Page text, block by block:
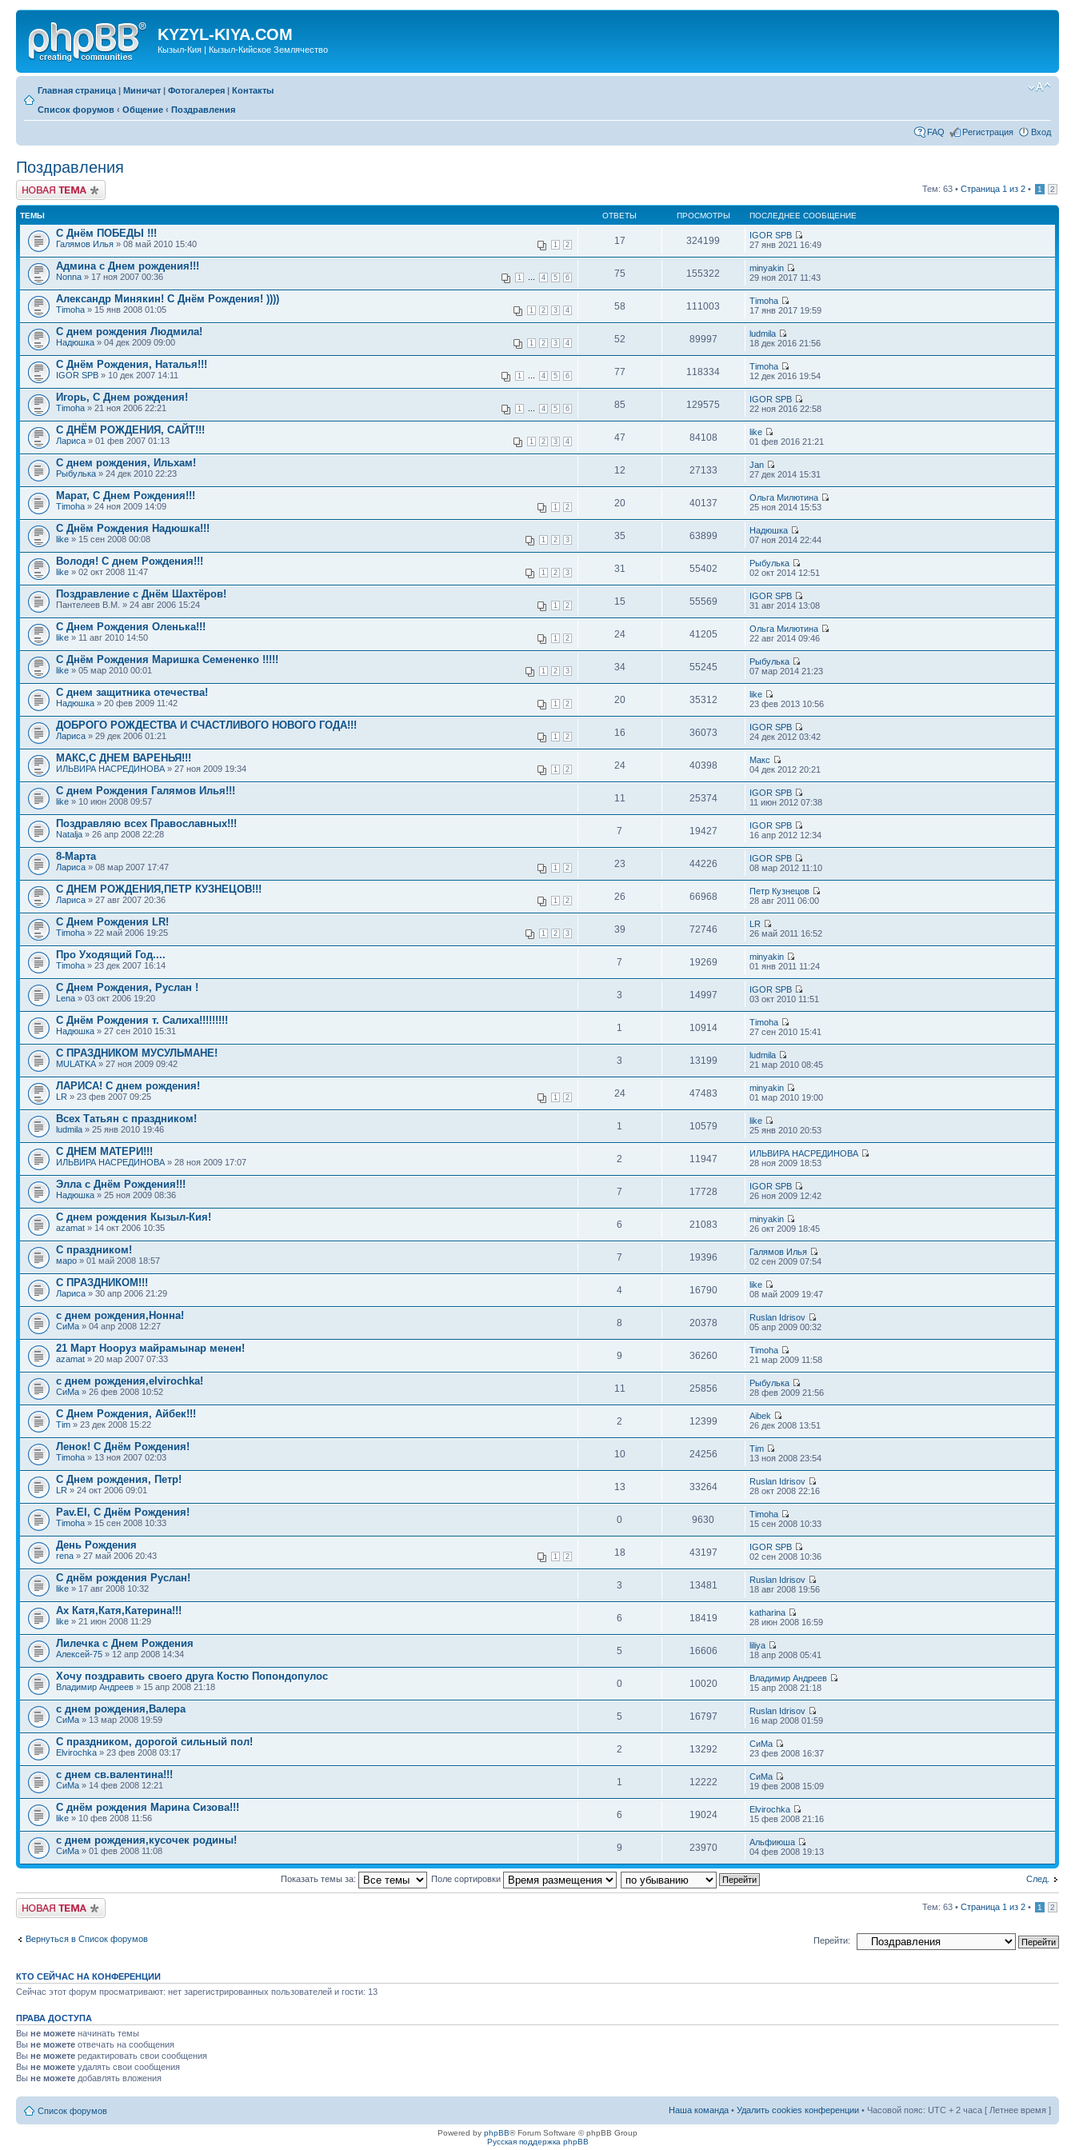
KYZYL-KIYA.COM
Кызыл-Кия | Кызыл-Кийское Землячество
Главная страница | Миничат | Фотогалерея | Контакты
Список форумов ‹ Общение ‹ Поздравления
FAQ Регистрация Вход
Поздравления
Новая тема Тем: 63 • Страница 1 из 2 • 1 2
ТЕМЫ ОТВЕТЫ ПРОСМОТРЫ ПОСЛЕДНЕЕ СООБЩЕНИЕ
С Днём ПОБЕДЫ !!!
1 2
Галямов Илья » 08 май 2010 15:40 17 324199
IGOR SPB
27 янв 2021 16:49
Админа с Днем рождения!!!
1 4 5 6
Nonna » 17 ноя 2007 00:36 75 155322
minyakin
29 ноя 2017 11:43
Александр Минякин! С Днём Рождения! ))))
1 2 3 4
Timoha » 15 янв 2008 01:05 58 111003
Timoha
17 янв 2017 19:59
С днем рождения Людмила!
1 2 3 4
Надюшка » 04 дек 2009 09:00 52 89997
ludmila
18 дек 2016 21:56
С Днём Рождения, Наталья!!!
1 4 5 6
IGOR SPB » 10 дек 2007 14:11 77 118334
Timoha
12 дек 2016 19:54
Игорь, С Днем рождения!
1 4 5 6
Timoha » 21 ноя 2006 22:21 85 129575
IGOR SPB
22 ноя 2016 22:58
С ДНЁМ РОЖДЕНИЯ, САЙТ!!!
1 2 3 4
Лариса » 01 фев 2007 01:13 47 84108
like
01 фев 2016 21:21
С днем рождения, Ильхам!
Рыбулька » 24 дек 2010 22:23 12 27133
Jan
27 дек 2014 15:31
Марат, С Днем Рождения!!!
1 2
Timoha » 24 ноя 2009 14:09 20 40137
Ольга Милютина
25 ноя 2014 15:53
С Днём Рождения Надюшка!!!
1 2 3
like » 15 сен 2008 00:08 35 63899
Надюшка
07 ноя 2014 22:44
Володя! С днем Рождения!!!
1 2 3
like » 02 окт 2008 11:47 31 55402
Рыбулька
02 окт 2014 12:51
Поздравление с Днём Шахтёров!
1 2
Пантелеев В.М. » 24 авг 2006 15:24 15 55569
IGOR SPB
31 авг 2014 13:08
С Днем Рождения Оленька!!!
1 2
like » 11 авг 2010 14:50 24 41205
Ольга Милютина
22 авг 2014 09:46
С Днём Рождения Маришка Семененко !!!!!
1 2 3
like » 05 мар 2010 00:01 34 55245
Рыбулька
07 мар 2014 21:23
С днем защитника отечества!
1 2
Надюшка » 20 фев 2009 11:42 20 35312
like
23 фев 2013 10:56
ДОБРОГО РОЖДЕСТВА И СЧАСТЛИВОГО НОВОГО ГОДА!!!
1 2
Лариса » 29 дек 2006 01:21 16 36073
IGOR SPB
24 дек 2012 03:42
МАКС,С ДНЕМ ВАРЕНЬЯ!!!
1 2
ИЛЬВИРА НАСРЕДИНОВА » 27 ноя 2009 19:34 24 40398
Макс
04 дек 2012 20:21
С днем Рождения Галямов Илья!!!
like » 10 июн 2008 09:57 11 25374
IGOR SPB
11 июн 2012 07:38
Поздравляю всех Православных!!!
Natalja » 26 апр 2008 22:28 7 19427
IGOR SPB
16 апр 2012 12:34
8-Марта
1 2
Лариса » 08 мар 2007 17:47 23 44226
IGOR SPB
08 мар 2012 11:10
С ДНЕМ РОЖДЕНИЯ,ПЕТР КУЗНЕЦОВ!!!
1 2
Лариса » 27 авг 2007 20:36 26 66968
Петр Кузнецов
28 авг 2011 06:00
С Днем Рождения LR!
1 2 3
Timoha » 22 май 2006 19:25 39 72746
LR
26 май 2011 16:52
Про Уходящий Год....
Timoha » 23 дек 2007 16:14 7 19269
minyakin
01 янв 2011 11:24
С Днем Рождения, Руслан !
Lena » 03 окт 2006 19:20 3 14997
IGOR SPB
03 окт 2010 11:51
С Днём Рождения т. Салиха!!!!!!!!!
Надюшка » 27 сен 2010 15:31 1 10914
Timoha
27 сен 2010 15:41
С ПРАЗДНИКОМ МУСУЛЬМАНЕ!
MULATKA » 27 ноя 2009 09:42 3 13199
ludmila
21 мар 2010 08:45
ЛАРИСА! С днем рождения!
1 2
LR » 23 фев 2007 09:25 24 47483
minyakin
01 мар 2010 19:00
Всех Татьян с праздником!
ludmila » 25 янв 2010 19:46 1 10579
like
25 янв 2010 20:53
С ДНЕМ МАТЕРИ!!!
ИЛЬВИРА НАСРЕДИНОВА » 28 ноя 2009 17:07 2 11947
ИЛЬВИРА НАСРЕДИНОВА
28 ноя 2009 18:53
Элла с Днём Рождения!!!
Надюшка » 25 ноя 2009 08:36 7 17728
IGOR SPB
26 ноя 2009 12:42
С днем рождения Кызыл-Кия!
azamat » 14 окт 2006 10:35 6 21083
minyakin
26 окт 2009 18:45
С праздником!
маро » 01 май 2008 18:57 7 19396
Галямов Илья
02 сен 2009 07:54
С ПРАЗДНИКОМ!!!
Лариса » 30 апр 2006 21:29 4 16790
like
08 май 2009 19:47
с днем рождения,Нонна!
СиМа » 04 апр 2008 12:27 8 20378
Ruslan Idrisov
05 апр 2009 00:32
21 Март Нооруз майрамынар менен!
azamat » 20 мар 2007 07:33 9 36260
Timoha
21 мар 2009 11:58
с днем рождения,elvirochka!
СиМа » 26 фев 2008 10:52 11 25856
Рыбулька
28 фев 2009 21:56
С Днем Рождения, Айбек!!!
Tim » 23 дек 2008 15:22 2 12399
Aibek
26 дек 2008 13:51
Ленок! С Днём Рождения!
Timoha » 13 ноя 2007 02:03 10 24256
Tim
13 ноя 2008 23:54
С Днем рождения, Петр!
LR » 24 окт 2006 09:01 13 33264
Ruslan Idrisov
28 окт 2008 22:16
Pav.El, С Днём Рождения!
Timoha » 15 сен 2008 10:33 0 9630
Timoha
15 сен 2008 10:33
День Рождения
1 2
rena » 27 май 2006 20:43 18 43197
IGOR SPB
02 сен 2008 10:36
С днём рождения Руслан!
like » 17 авг 2008 10:32 3 13481
Ruslan Idrisov
18 авг 2008 19:56
Ах Катя,Катя,Катерина!!!
like » 21 июн 2008 11:29 6 18419
katharina
28 июн 2008 16:59
Лилечка с Днем Рождения
Алексей-75 » 12 апр 2008 14:34 5 16606
liliya
18 апр 2008 05:41
Хочу поздравить своего друга Костю Попондопулос
Владимир Андреев » 15 апр 2008 21:18 0 10020
Владимир Андреев
15 апр 2008 21:18
с днем рождения,Валера
СиМа » 13 мар 2008 19:59 5 16797
Ruslan Idrisov
16 мар 2008 01:59
С праздником, дорогой сильный пол!
Elvirochka » 23 фев 2008 03:17 2 13292
СиМа
23 фев 2008 16:37
с днем св.валентина!!!
СиМа » 14 фев 2008 12:21 1 12222
СиМа
19 фев 2008 15:09
С днём рождения Марина Сизова!!!
like » 10 фев 2008 11:56 6 19024
Elvirochka
15 фев 2008 21:16
с днем рождения,кусочек родины!
СиМа » 01 фев 2008 11:08 9 23970
Альфиюша
04 фев 2008 19:13
След.
Показать темы за: Поле сортировки
Новая тема Тем: 63 • Страница 1 из 2 • 1 2
Вернуться в Список форумов Перейти:
КТО СЕЙЧАС НА КОНФЕРЕНЦИИ
Сейчас этот форум просматривают: нет зарегистрированных пользователей и гости: 13
ПРАВА ДОСТУПА
Вы не можете начинать темы
Вы не можете отвечать на сообщения
Вы не можете редактировать свои сообщения
Вы не можете удалять свои сообщения
Вы не можете добавлять вложения
Список форумов Наша команда • Удалить cookies конференции • Часовой пояс: UTC + 2 часа [ Летнее время ]
Powered by phpBB® Forum Software © phpBB Group
Русская поддержка phpBB